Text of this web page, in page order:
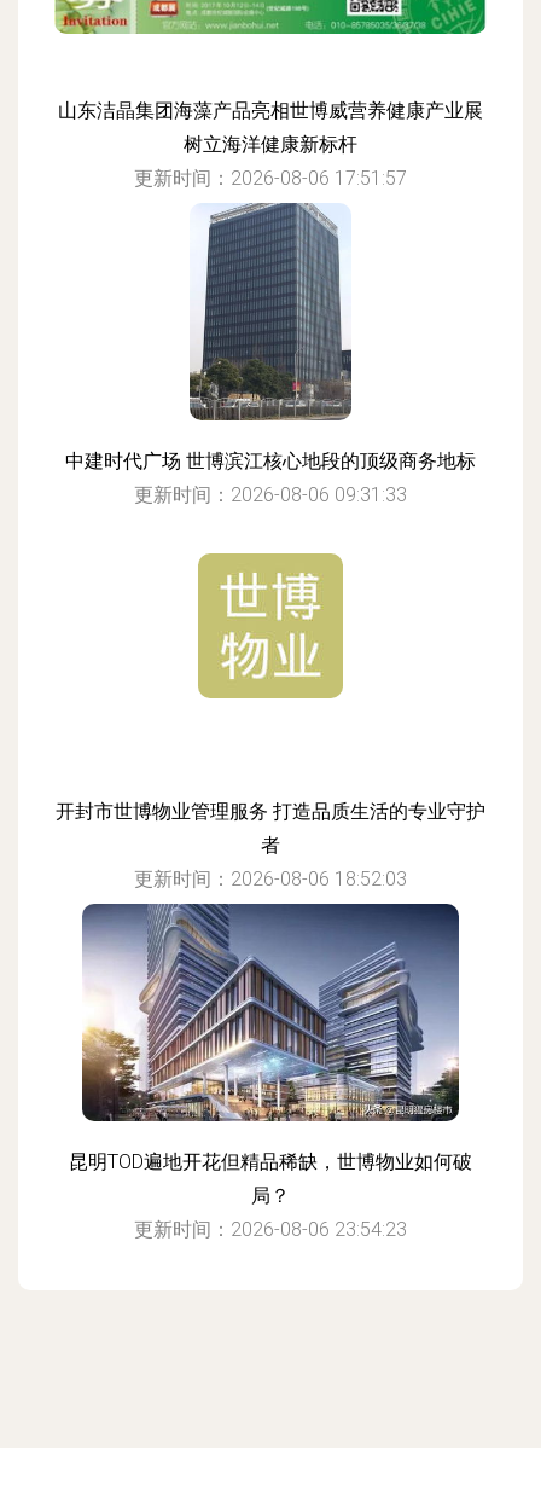
山东洁晶集团海藻产品亮相世博威营养健康产业展
树立海洋健康新标杆
更新时间：2026-08-06 17:51:57
中建时代广场 世博滨江核心地段的顶级商务地标
更新时间：2026-08-06 09:31:33
开封市世博物业管理服务 打造品质生活的专业守护
者
更新时间：2026-08-06 18:52:03
昆明TOD遍地开花但精品稀缺，世博物业如何破
局？
更新时间：2026-08-06 23:54:23